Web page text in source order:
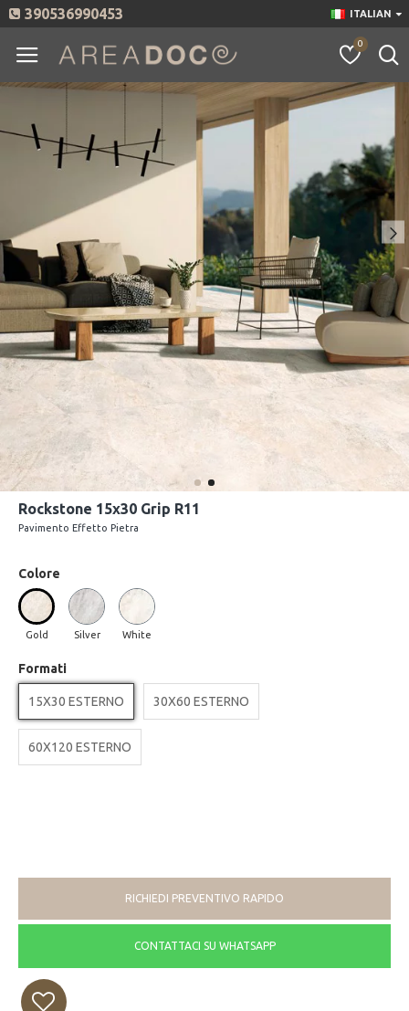
390536990453 ITALIAN
0
Rockstone 15x30 Grip R11
Pavimento Effetto Pietra
Colore
Gold Silver White
Formati
15X30 ESTERNO 30X60 ESTERNO
60X120 ESTERNO
RICHIEDI PREVENTIVO RAPIDO
CONTATTACI SU WHATSAPP